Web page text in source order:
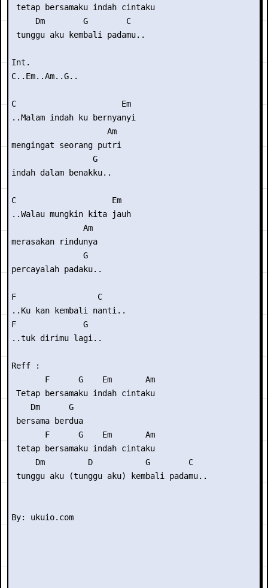
tetap bersamaku indah cintaku
     Dm        G        C
tunggu aku kembali padamu..
Int.
C..Em..Am..G..
C                      Em
..Malam indah ku bernyanyi
                    Am
mengingat seorang putri
                 G
indah dalam benakku..
C                    Em
..Walau mungkin kita jauh
               Am
merasakan rindunya
               G
percayalah padaku..
F                 C
..Ku kan kembali nanti..
F              G
..tuk dirimu lagi..
Reff :
       F      G    Em       Am
Tetap bersamaku indah cintaku
    Dm      G
bersama berdua
       F      G    Em       Am
tetap bersamaku indah cintaku
     Dm         D           G        C
tunggu aku (tunggu aku) kembali padamu..